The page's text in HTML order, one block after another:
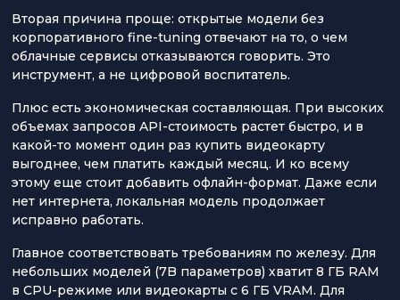
Вторая причина проще: открытые модели без
корпоративного fine-tuning отвечают на то, о чем
облачные сервисы отказываются говорить. Это
инструмент, а не цифровой воспитатель.
Плюс есть экономическая составляющая. При высоких
объемах запросов API-стоимость растет быстро, и в
какой-то момент один раз купить видеокарту
выгоднее, чем платить каждый месяц. И ко всему
этому еще стоит добавить офлайн-формат. Даже если
нет интернета, локальная модель продолжает
исправно работать.
Главное соответствовать требованиям по железу. Для
небольших моделей (7B параметров) хватит 8 ГБ RAM
в CPU-режиме или видеокарты с 6 ГБ VRAM. Для